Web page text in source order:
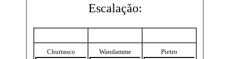
Escalação:
Churrasco Wandamme Pietro